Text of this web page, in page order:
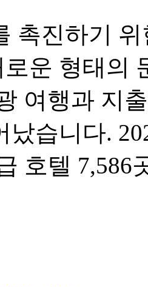
촉진하기
운 형태의
여행과 지
났습니다.
호텔 7,586